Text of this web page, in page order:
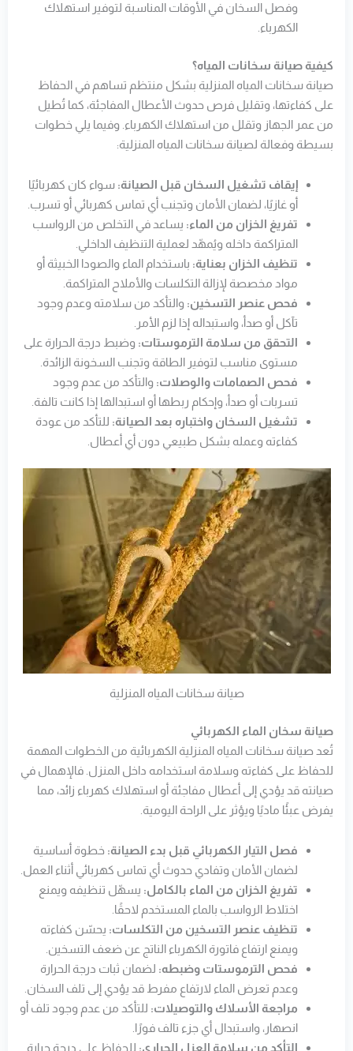
وفصل السخان في الأوقات المناسبة لتوفير استهلاك
الكهرباء.
كيفية صيانة سخانات المياه؟
صيانة سخانات المياه المنزلية بشكل منتظم تساهم في الحفاظ
على كفاءتها، وتقليل فرص حدوث الأعطال المفاجئة، كما تُطيل
من عمر الجهاز وتقلل من استهلاك الكهرباء. وفيما يلي خطوات
بسيطة وفعالة لصيانة سخانات المياه المنزلية:
إيقاف تشغيل السخان قبل الصيانة: سواء كان كهربائيًا
أو غازيًا، لضمان الأمان وتجنب أي تماس كهربائي أو تسرب.
تفريغ الخزان من الماء: يساعد في التخلص من الرواسب
المتراكمة داخله ويُمهّد لعملية التنظيف الداخلي.
تنظيف الخزان بعناية: باستخدام الماء والصودا الخبيثة أو
مواد مخصصة لإزالة التكلسات والأملاح المتراكمة.
فحص عنصر التسخين: والتأكد من سلامته وعدم وجود
تآكل أو صدأ، واستبداله إذا لزم الأمر.
التحقق من سلامة الترموستات: وضبط درجة الحرارة على
مستوى مناسب لتوفير الطاقة وتجنب السخونة الزائدة.
فحص الصمامات والوصلات: والتأكد من عدم وجود
تسربات أو صدأ، وإحكام ربطها أو استبدالها إذا كانت تالفة.
تشغيل السخان واختباره بعد الصيانة: للتأكد من عودة
كفاءته وعمله بشكل طبيعي دون أي أعطال.
صيانة سخانات المياه المنزلية
صيانة سخان الماء الكهربائي
تُعد صيانة سخانات المياه المنزلية الكهربائية من الخطوات المهمة
للحفاظ على كفاءته وسلامة استخدامه داخل المنزل. فالإهمال في
صيانته قد يؤدي إلى أعطال مفاجئة أو استهلاك كهرباء زائد، مما
يفرض عبئًا ماديًا ويؤثر على الراحة اليومية.
فصل التيار الكهربائي قبل بدء الصيانة: خطوة أساسية
لضمان الأمان وتفادي حدوث أي تماس كهربائي أثناء العمل.
تفريغ الخزان من الماء بالكامل: يسهّل تنظيفه ويمنع
اختلاط الرواسب بالماء المستخدم لاحقًا.
تنظيف عنصر التسخين من التكلسات: يحسّن كفاءته
ويمنع ارتفاع فاتورة الكهرباء الناتج عن ضعف التسخين.
فحص الترموستات وضبطه: لضمان ثبات درجة الحرارة
وعدم تعرض الماء لارتفاع مفرط قد يؤدي إلى تلف السخان.
مراجعة الأسلاك والتوصيلات: للتأكد من عدم وجود تلف أو
انصهار، واستبدال أي جزء تالف فورًا.
التأكد من سلامة العزل الحراري: للحفاظ على درجة حرارة